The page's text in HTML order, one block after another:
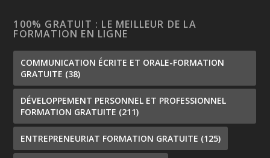
100% GRATUIT : LE MEILLEUR DE LA
FORMATION EN LIGNE
COMMUNICATION ÉCRITE ET ORALE-FORMATION
GRATUITE (38)
DÉVELOPPEMENT PERSONNEL ET PROFESSIONNEL
FORMATION GRATUITE (211)
ENTREPRENEURIAT FORMATION GRATUITE (125)